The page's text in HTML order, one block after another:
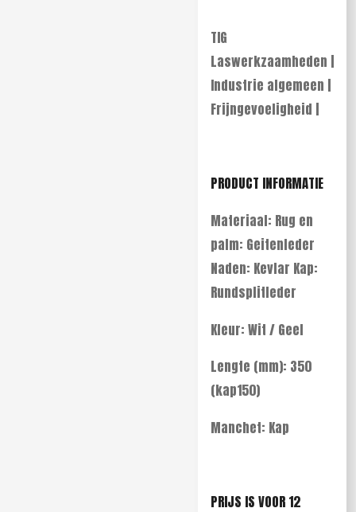
TIG
Laswerkzaamheden |
Industrie algemeen |
Frijngevoeligheid |
PRODUCT INFORMATIE
Materiaal: Rug en
palm: Geitenleder
Naden: Kevlar Kap:
Rundsplitleder
Kleur: Wit / Geel
Lengte (mm): 350
(kap150)
Manchet: Kap
PRIJS IS VOOR 12